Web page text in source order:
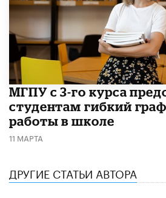
МГПУ с 3-го курса
студентам гибкий
работы в школе
11 МАРТА
ДРУГИЕ СТАТЬИ АВТОРА